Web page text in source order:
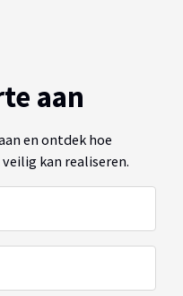
aan
en ontdek hoe
kan realiseren.